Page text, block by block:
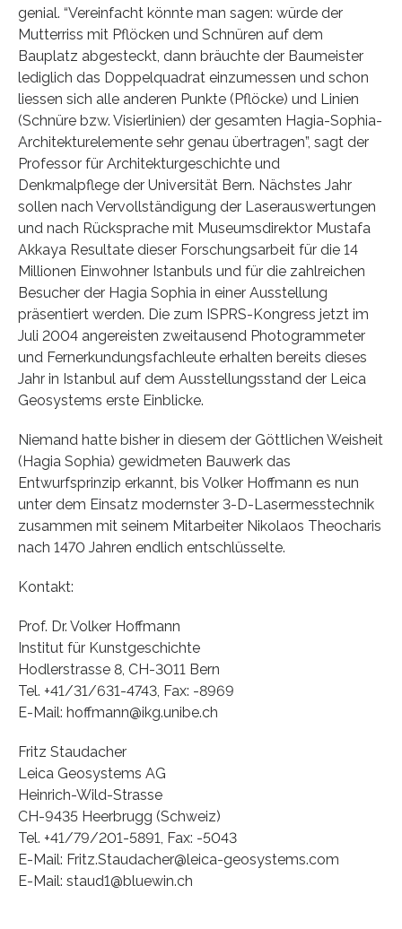
genial. “Vereinfacht könnte man sagen: würde der
Mutterriss mit Pflöcken und Schnüren auf dem
Bauplatz abgesteckt, dann bräuchte der Baumeister
lediglich das Doppelquadrat einzumessen und schon
liessen sich alle anderen Punkte (Pflöcke) und Linien
(Schnüre bzw. Visierlinien) der gesamten Hagia-Sophia-
Architekturelemente sehr genau übertragen”, sagt der
Professor für Architekturgeschichte und
Denkmalpflege der Universität Bern. Nächstes Jahr
sollen nach Vervollständigung der Laserauswertungen
und nach Rücksprache mit Museumsdirektor Mustafa
Akkaya Resultate dieser Forschungsarbeit für die 14
Millionen Einwohner Istanbuls und für die zahlreichen
Besucher der Hagia Sophia in einer Ausstellung
präsentiert werden. Die zum ISPRS-Kongress jetzt im
Juli 2004 angereisten zweitausend Photogrammeter
und Fernerkundungsfachleute erhalten bereits dieses
Jahr in Istanbul auf dem Ausstellungsstand der Leica
Geosystems erste Einblicke.
Niemand hatte bisher in diesem der Göttlichen Weisheit
(Hagia Sophia) gewidmeten Bauwerk das
Entwurfsprinzip erkannt, bis Volker Hoffmann es nun
unter dem Einsatz modernster 3-D-Lasermesstechnik
zusammen mit seinem Mitarbeiter Nikolaos Theocharis
nach 1470 Jahren endlich entschlüsselte.
Kontakt:
Prof. Dr. Volker Hoffmann
Institut für Kunstgeschichte
Hodlerstrasse 8, CH-3011 Bern
Tel. +41/31/631-4743, Fax: -8969
E-Mail: hoffmann@ikg.unibe.ch
Fritz Staudacher
Leica Geosystems AG
Heinrich-Wild-Strasse
CH-9435 Heerbrugg (Schweiz)
Tel. +41/79/201-5891, Fax: -5043
E-Mail: Fritz.Staudacher@leica-geosystems.com
E-Mail: staud1@bluewin.ch